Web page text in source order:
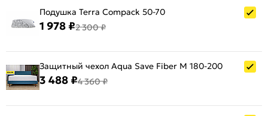
Подушка Terra Compack 50-70
1 978 ₽2 300 ₽
Защитный чехол Aqua Save Fiber M 180-200
3 488 ₽4 360 ₽